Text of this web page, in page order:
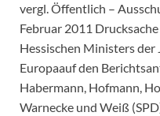
vergl. Öffentlich –
Februar 2011
Hessischen Ministers
Europaauf den
Habermann, Hofmann,
Warnecke und Weiß